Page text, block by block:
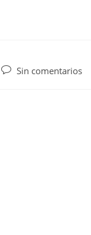
Comentarios
Sin comentarios